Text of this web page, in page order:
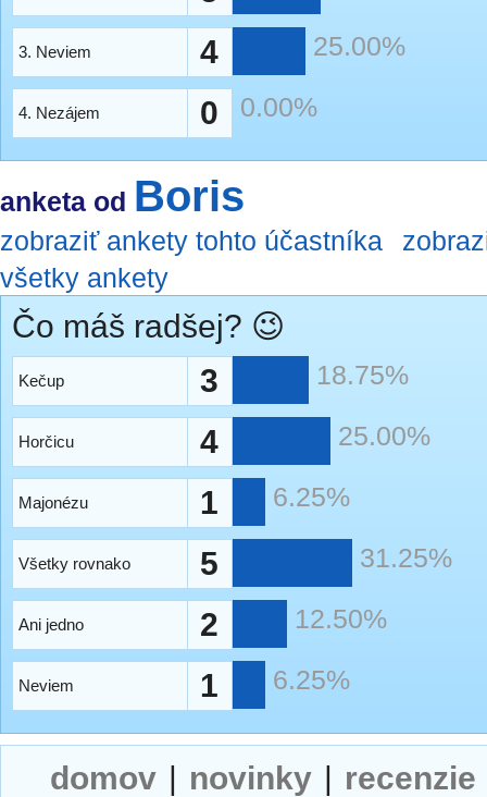
3. Neviem 4 25.00%
4. Nezájem 0 0.00%
anketa od Boris
zobraziť ankety tohto účastníka
všetky ankety
Čo máš radšej? 😉
Kečup 3 18.75%
Horčicu 4 25.00%
Majonézu 1 6.25%
Všetky rovnako 5 31.25%
Ani jedno 2 12.50%
Neviem 1 6.25%
domov | novinky | recenzie